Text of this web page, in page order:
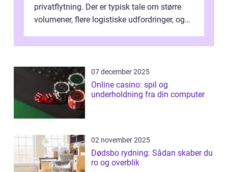
privatflytning. Der er typisk tale om større
volumener, flere logistiske udfordringer, og
07 december 2025
Online casino: spil og
underholdning fra din computer
02 november 2025
Dødsbo rydning: Sådan skaber du
ro og overblik